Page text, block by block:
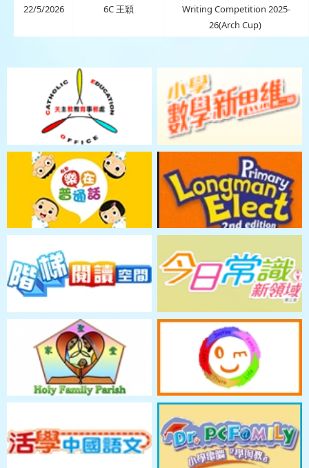
22/5/2026 6C 王穎
Writing Competition 2025-
26(Arch Cup)
Silver Award in Primary 5-6 group
22/5/2026 4A許芷萁
2025-2026
Canadian English
Writing Competition 2025-
26(Arch Cup)
Bronze Award in Primary 3-4
group
22/5/2026
6C
5A梁駿逸
6C陳俊熹
The English Association of Asia
2025-2026Canadian English
Writing Competition 2025-
26(Arch Cup)
Bronze Award in Primary 5-6
29/3/2026 1B蔡浚樺
2026弘勝盃(跆拳道)
8-9歲 25KG -季軍
2026全港青少年五人足球比賽
男女混合U8 -季軍
3/4/2026 1B蔡浚樺
GUARDIAN復活節盃2026
U8組盃賽冠軍
3/5/2026 4A黃梓瑩
HONG KONG CULTURAL AND
ARTS ASSOCIATION
HONG KONG BALLET
COMPETITION 2026